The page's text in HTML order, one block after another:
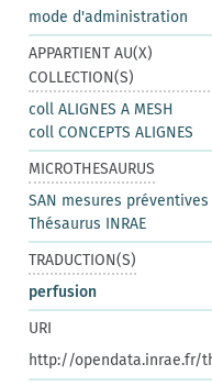
mode d'administration
APPARTIENT AU(X)
COLLECTION(S)
coll ALIGNES A MESH
coll CONCEPTS ALIGNES
MICROTHESAURUS
SAN mesures
Thésaurus INRAE
TRADUCTION(S)
perfusion
URI
http://opendata.inrae.fr/